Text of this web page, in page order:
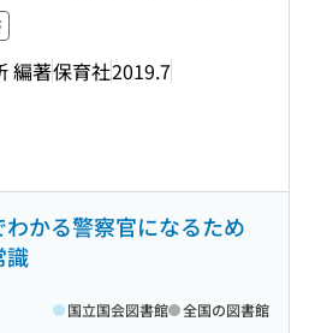
編著保育社2019.7
わかる警察官になるため
識
国立国会図書館 全国の図書館